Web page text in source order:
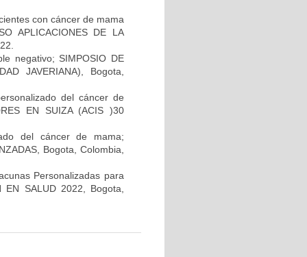
con cáncer de mama
APLICACIONES DE LA
negativo; SIMPOSIO DE
JAVERIANA), Bogota,
del cáncer de
EN SUIZA (ACIS )30
del cáncer de mama;
Bogota, Colombia,
Personalizadas para
SALUD 2022, Bogota,